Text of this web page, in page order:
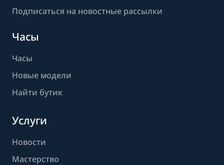
Подписаться на новостные рассылки
Часы
Часы
Новые модели
Найти бутик
Услуги
Новости
Мастерство